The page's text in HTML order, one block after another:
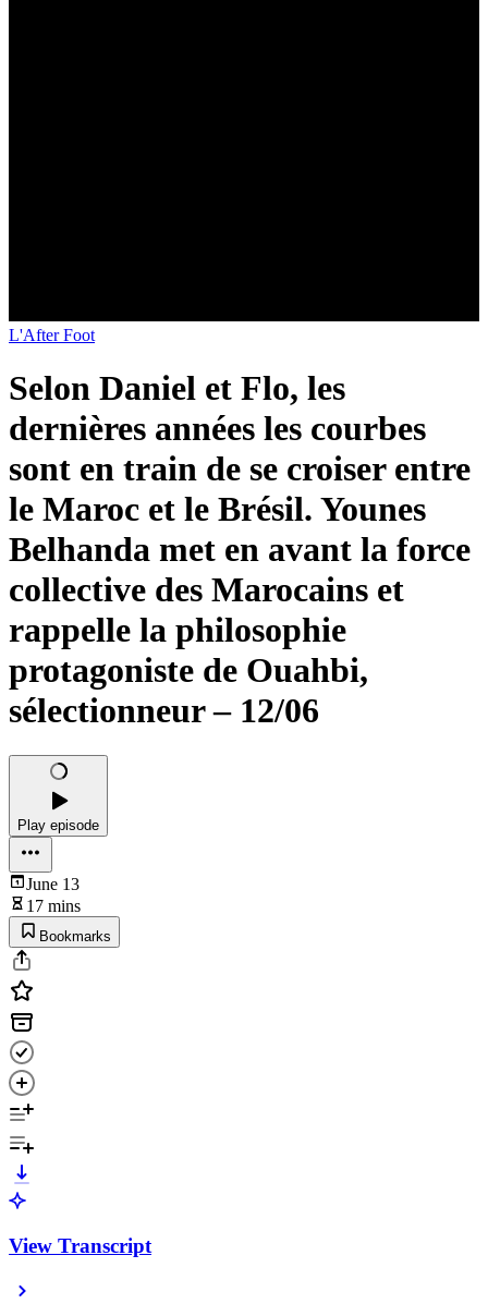
L'After Foot
Selon Daniel et Flo, les
dernières années les courbes
sont en train de se croiser entre
le Maroc et le Brésil. Younes
Belhanda met en avant la force
collective des Marocains et
rappelle la philosophie
protagoniste de Ouahbi,
sélectionneur – 12/06
Play episode
June 13
17 mins
Bookmarks
View Transcript